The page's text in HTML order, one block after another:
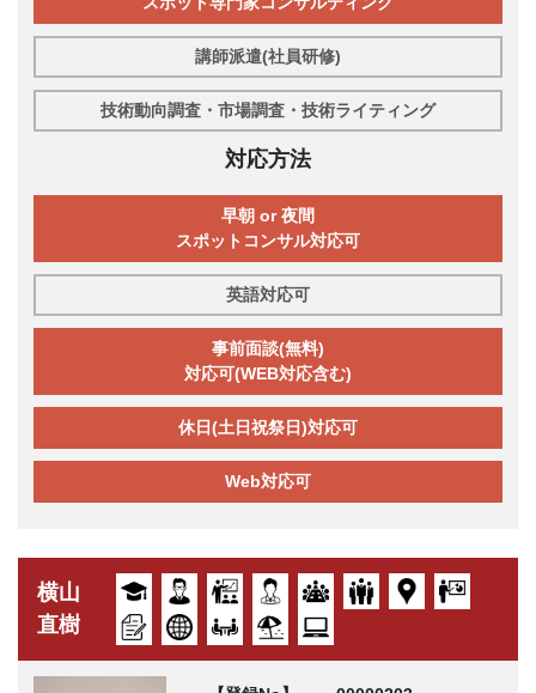
講師派遣(社員研修)
技術動向調査・市場調査・技術ライティング
対応方法
早朝 or 夜間
スポットコンサル対応可
英語対応可
事前面談(無料)
対応可(WEB対応含む)
休日(土日祝祭日)対応可
Web対応可
横山
直樹